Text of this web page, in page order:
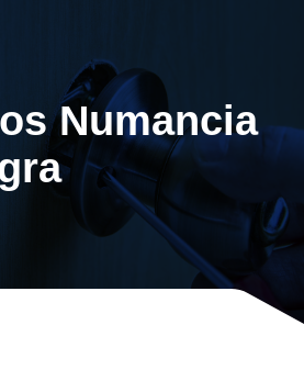
Numancia